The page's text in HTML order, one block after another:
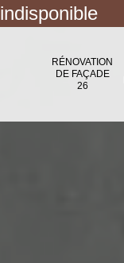
indisponible
RÉNOVATION
DE FAÇADE
26